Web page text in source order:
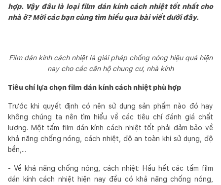
hợp. Vậy đâu là loại film dán kính cách nhiệt tốt nhất cho
nhà ở? Mời các bạn cùng tìm hiểu qua bài viết dưới đây.
Film dán kính cách nhiệt là giải pháp chống nóng hiệu quả hiện
nay cho các căn hộ chung cư, nhà kính
Tiêu chí lựa chọn film dán kính cách nhiệt phù hợp
Trước khi quyết định có nên sử dụng sản phẩm nào đó hay
không chúng ta nên tìm hiểu về các tiêu chí đánh giá chất
lượng. Một tấm film dán kính cách nhiệt tốt phải đảm bảo về
khả năng chống nóng, cách nhiệt, độ an toàn khi sử dụng, độ
bền,...
- Về khả năng chống nóng, cách nhiệt: Hầu hết các tấm film
dán kính cách nhiệt hiện nay đều có khả năng chống nóng,